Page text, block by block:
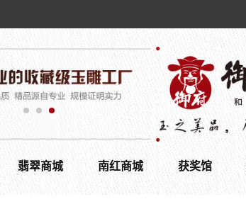
翡翠商城 南红商城 获奖馆